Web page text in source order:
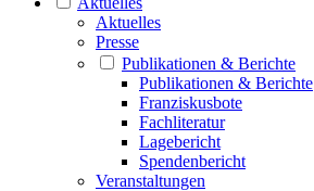
Aktuelles
Presse
Publikationen & Berichte
Publikationen & Berichte
Franziskusbote
Fachliteratur
Lagebericht
Spendenbericht
Veranstaltungen